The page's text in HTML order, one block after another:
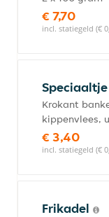
€ 7,70
incl. statiegeld (€
Speciaaltje
Krokant
kippenvlees,
€ 3,40
incl. statiegeld (€
Frikadel